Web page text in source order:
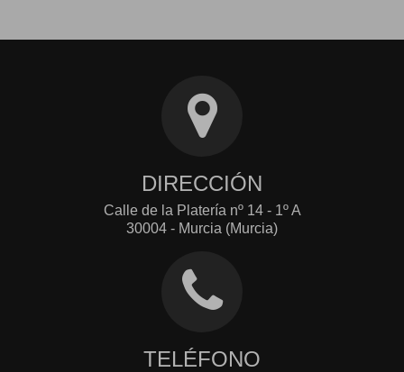
DIRECCIÓN
Calle de la Platería nº 14 - 1º A
30004 - Murcia (Murcia)
TELÉFONO